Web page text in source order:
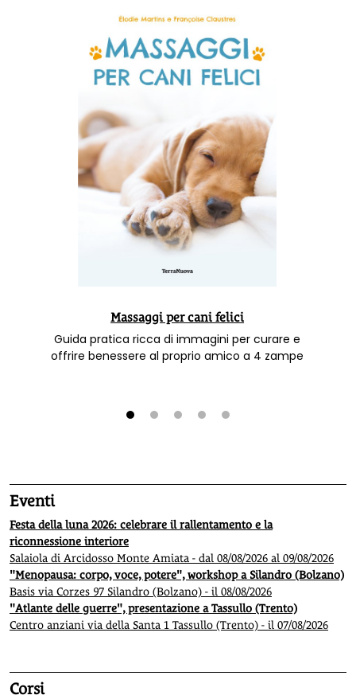
Massaggi per cani felici
Guida pratica ricca di immagini per curare e
offrire benessere al proprio amico a 4 zampe
Eventi
Festa della luna 2026: celebrare il rallentamento e la
riconnessione interiore
Salaiola di Arcidosso Monte Amiata - dal 08/08/2026 al 09/08/2026
"Menopausa: corpo, voce, potere", workshop a Silandro (Bolzano)
Basis via Corzes 97 Silandro (Bolzano) - il 08/08/2026
"Atlante delle guerre", presentazione a Tassullo (Trento)
Centro anziani via della Santa 1 Tassullo (Trento) - il 07/08/2026
Corsi